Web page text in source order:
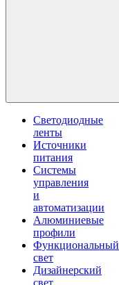
Светодиодные
ленты
Источники
питания
Системы
управления
и
автоматизации
Алюминиевые
профили
Функциональный
свет
Дизайнерский
свет